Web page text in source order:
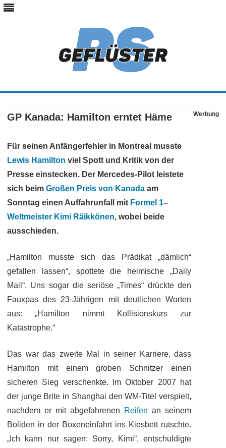
Skip
GP Kanada: Hamilton erntet Häme Werbung
Für seinen Anfängerfehler in Montreal musste
Lewis Hamilton viel Spott und Kritik von der
Presse einstecken. Der Mercedes-Pilot leistete
sich beim Großen Preis von Kanada am
Sonntag einen Auffahrunfall mit Formel 1–
Weltmeister Kimi Räikkönen, wobei beide
ausschieden.
„Hamilton musste sich das Prädikat „dämlich“
gefallen lassen“, spottete die heimische „Daily
Mail“. Uns sogar die seriöse „Times“ drückte den
Fauxpas des 23-Jährigen mit deutlichen Worten
aus: „Hamilton nimmt Kollisionskurs zur
Katastrophe.“
Das war das zweite Mal in seiner Karriere, dass
Hamilton mit einem groben Schnitzer einen
sicheren Sieg verschenkte. Im Oktober 2007 hat
der junge Brite in Shanghai den WM-Titel verspielt,
nachdem er mit abgefahrenen
Reifen an seinem
Boliden in der Boxeneinfahrt ins Kiesbett rutschte.
„Ich kann nur sagen: Sorry, Kimi“, entschuldigte